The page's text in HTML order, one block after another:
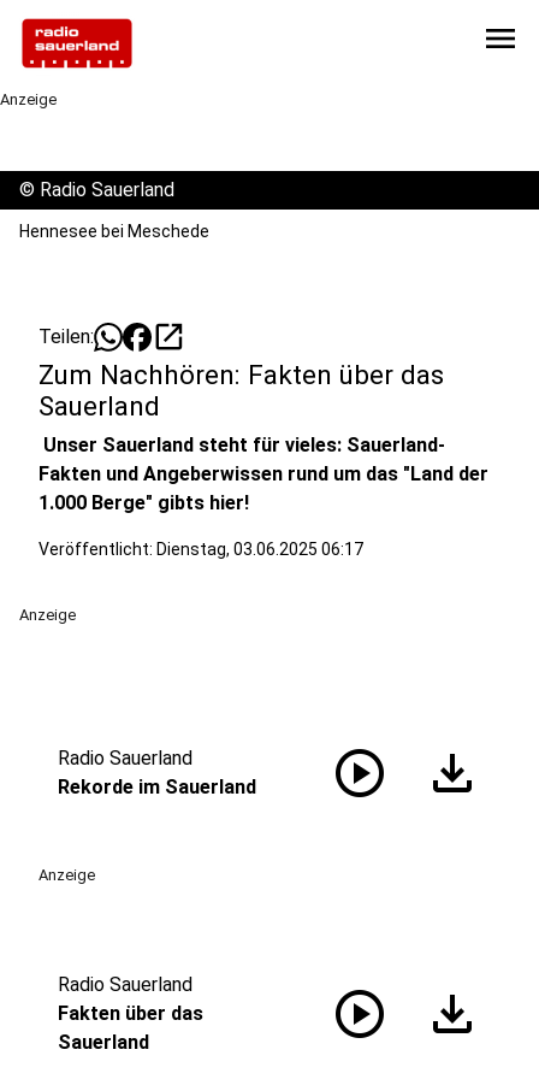
menu
Anzeige
© Radio Sauerland
Hennesee bei Meschede
Teilen: open_in_new
Zum Nachhören: Fakten über das
Sauerland
Unser Sauerland steht für vieles: Sauerland-
Fakten und Angeberwissen rund um das "Land der
1.000 Berge" gibts hier!
Veröffentlicht: Dienstag, 03.06.2025 06:17
Anzeige
Radio Sauerland
Rekorde im Sauerland
play_circle download
Anzeige
Radio Sauerland
Fakten über das
Sauerland
play_circle download